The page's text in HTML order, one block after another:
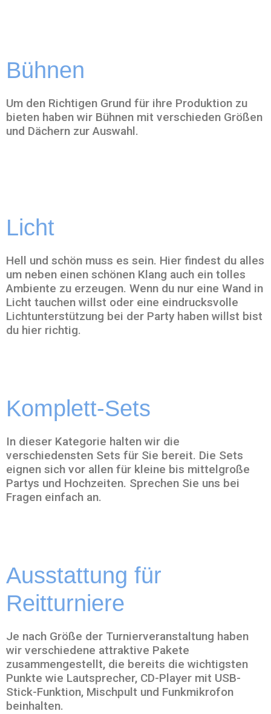
Bühnen
Um den Richtigen Grund für ihre Produktion zu
bieten haben wir Bühnen mit verschieden Größen
und Dächern zur Auswahl.
Licht
Hell und schön muss es sein. Hier findest du alles
um neben einen schönen Klang auch ein tolles
Ambiente zu erzeugen. Wenn du nur eine Wand in
Licht tauchen willst oder eine eindrucksvolle
Lichtunterstützung bei der Party haben willst bist
du hier richtig.
Komplett-Sets
In dieser Kategorie halten wir die
verschiedensten Sets für Sie bereit. Die Sets
eignen sich vor allen für kleine bis mittelgroße
Partys und Hochzeiten. Sprechen Sie uns bei
Fragen einfach an.
Ausstattung für
Reitturniere
Je nach Größe der Turnierveranstaltung haben
wir verschiedene attraktive Pakete
zusammengestellt, die bereits die wichtigsten
Punkte wie Lautsprecher, CD-Player mit USB-
Stick-Funktion, Mischpult und Funkmikrofon
beinhalten.